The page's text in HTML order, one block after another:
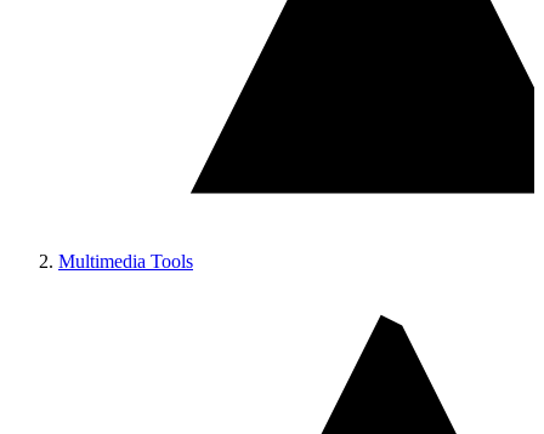
Multimedia Tools